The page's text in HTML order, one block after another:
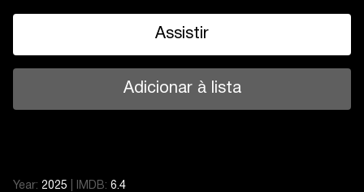
Assistir
Adicionar à lista
Year: 2025 IMDB: 6.4